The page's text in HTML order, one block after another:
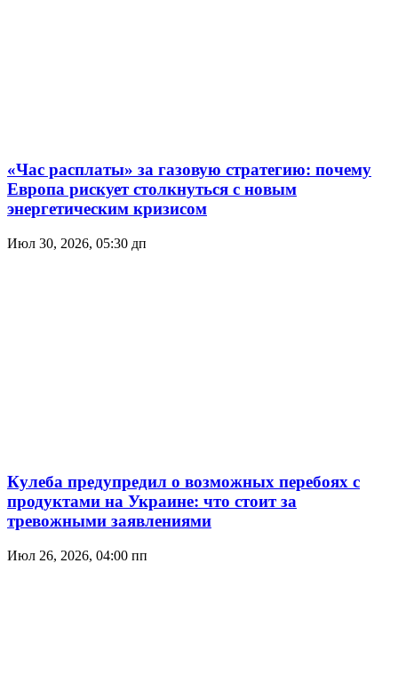
«Час расплаты» за газовую стратегию: почему
Европа рискует столкнуться с новым
энергетическим кризисом
Июл 30, 2026, 05:30 дп
Кулеба предупредил о возможных перебоях с
продуктами на Украине: что стоит за
тревожными заявлениями
Июл 26, 2026, 04:00 пп